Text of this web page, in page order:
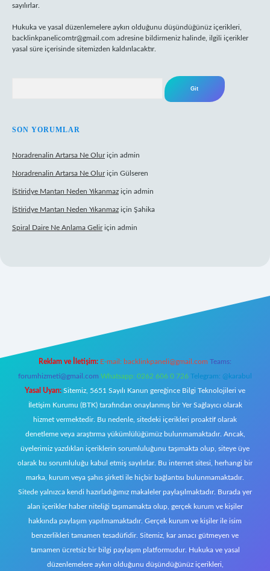
sayılırlar.
Hukuka ve yasal düzenlemelere aykırı olduğunu düşündüğünüz içerikleri,
backlinkpanelicomtr@gmail.com adresine bildirmeniz halinde, ilgili içerikler
yasal süre içerisinde sitemizden kaldırılacaktır.
SON YORUMLAR
Noradrenalin Artarsa Ne Oluriçin admin
Noradrenalin Artarsa Ne Oluriçin Gülseren
İStiridye Mantarı Neden Yıkanmaz için admin
İStiridye Mantarı Neden Yıkanmaz için Şahika
Spiral Daire Ne Anlama Geliriçin admin
Reklam ve İletişim: E-mail: backlinkpaneli@gmail.com Teams:
forumhizmeti@gmail.com Whatsapp: 0262 606 0 726 Telegram: @karabul
Yasal Uyarı: Sitemiz, 5651 Sayılı Kanun gereğince Bilgi Teknolojileri ve
İletişim Kurumu (BTK) tarafından onaylanmış bir Yer Sağlayıcı olarak
hizmet vermektedir. Bu nedenle, sitedeki içerikleri proaktif olarak
denetleme veya araştırma yükümlülüğümüz bulunmamaktadır. Ancak,
üyelerimiz yazdıkları içeriklerin sorumluluğunu taşımakta olup, siteye üye
olarak bu sorumluluğu kabul etmiş sayılırlar. Bu internet sitesi, herhangi bir
marka, kurum veya şahıs şirketi ile hiçbir bağlantısı bulunmamaktadır.
Sitede yalnızca kendi hazırladığımız makaleler paylaşılmaktadır. Burada yer
alan içerikler haber niteliği taşımamakta olup, gerçek kurum ve kişiler
hakkında paylaşım yapılmamaktadır. Gerçek kurum ve kişiler ile isim
benzerlikleri tamamen tesadüfidir. Sitemiz, kar amacı gütmeyen ve
tamamen ücretsiz bir bilgi paylaşım platformudur. Hukuka ve yasal
düzenlemelere aykırı olduğunu düşündüğünüz içerikleri,